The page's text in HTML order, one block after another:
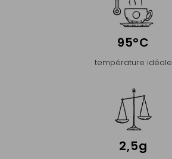
95°C
température idéale
2,5g